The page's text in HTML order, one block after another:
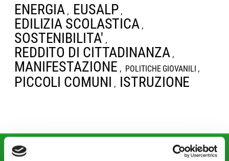
ENERGIA , EUSALP ,
EDILIZIA SCOLASTICA ,
SOSTENIBILITA' ,
REDDITO DI CITTADINANZA ,
MANIFESTAZIONE , POLITICHE GIOVANILI ,
PICCOLI COMUNI , ISTRUZIONE
DIPARTIMENTI